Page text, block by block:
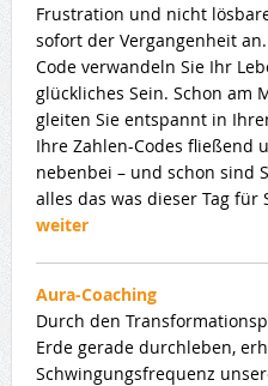
Frustration und nicht
sofort der Vergangenheit
Code verwandeln Sie Ihr
glückliches Sein. Schon am
gleiten Sie entspannt in
Ihre Zahlen-Codes fließend
nebenbei – und schon sind
alles das was dieser Tag für
weiter
Aura-Coaching
Durch den
Erde gerade durchleben,
Schwingungsfrequenz